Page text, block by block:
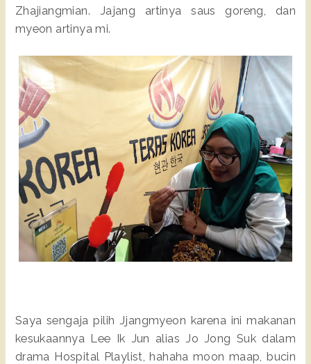
Zhajiangmian. Jajang artinya saus goreng, dan
myeon artinya mi.
Saya sengaja pilih Jjangmyeon karena ini makanan
kesukaannya Lee Ik Jun alias Jo Jong Suk dalam
drama Hospital Playlist, hahaha moon maap, bucin